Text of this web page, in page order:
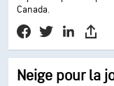
Canada.
Neige pour la